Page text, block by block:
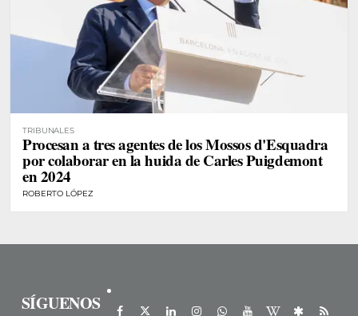
TRIBUNALES
Procesan a tres agentes de los Mossos d'Esquadra
por colaborar en la huida de Carles Puigdemont
en 2024
ROBERTO LÓPEZ
SÍGUENOS